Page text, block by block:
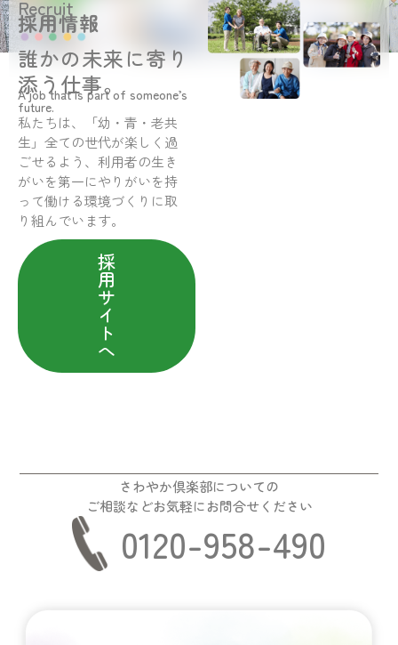
Recruit
採用情報
誰かの未来に寄り
添う仕事。
A job that is part of someone’s
future.
私たちは、「幼・青・老共
生」全ての世代が楽しく過
ごせるよう、利用者の生き
がいを第一にやりがいを持
って働ける環境づくりに取
り組んでいます。
採
用
サ
イ
ト
へ
さわやか倶楽部についての
ご相談などお気軽にお問合せください
0120-958-490